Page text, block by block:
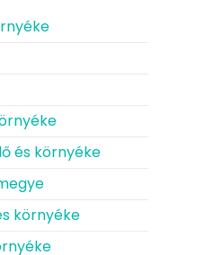
és környéke
környéke